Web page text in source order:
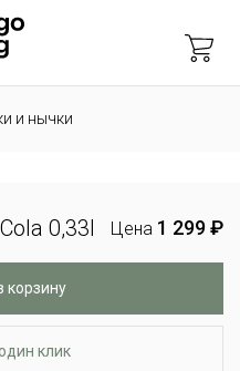
и нычки
0,33l Цена 1 299 ₽
корзину
клик